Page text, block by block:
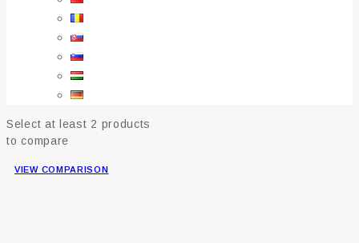
Select at least 2 products
to compare
VIEW COMPARISON